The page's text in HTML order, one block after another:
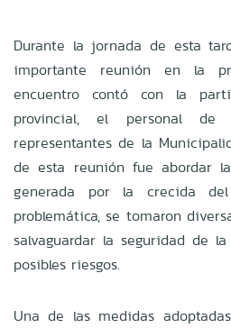
Durante la jornada de esta
importante reunión en la
encuentro contó con la
provincial, el personal de
representantes de la
de esta reunión fue abordar
generada por la crecida
problemática, se tomaron
salvaguardar la seguridad de
posibles riesgos.
Una de las medidas